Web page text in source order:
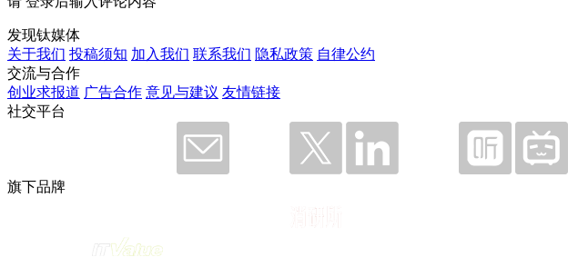
发现钛媒体
关于我们 投稿须知 加入我们 联系我们 隐私政策 自律公约
交流与合作
创业求报道 广告合作 意见与建议 友情链接
社交平台
旗下品牌